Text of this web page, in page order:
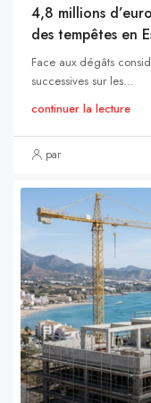
4,8 millions
des tempêtes en
Face aux dégâts
successives sur les...
continuer la lecture
par